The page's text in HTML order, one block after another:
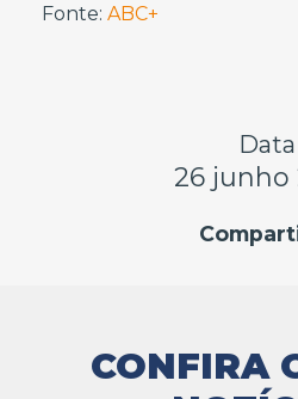
Fonte:ABC+
Data
26 junho
CONFIRA